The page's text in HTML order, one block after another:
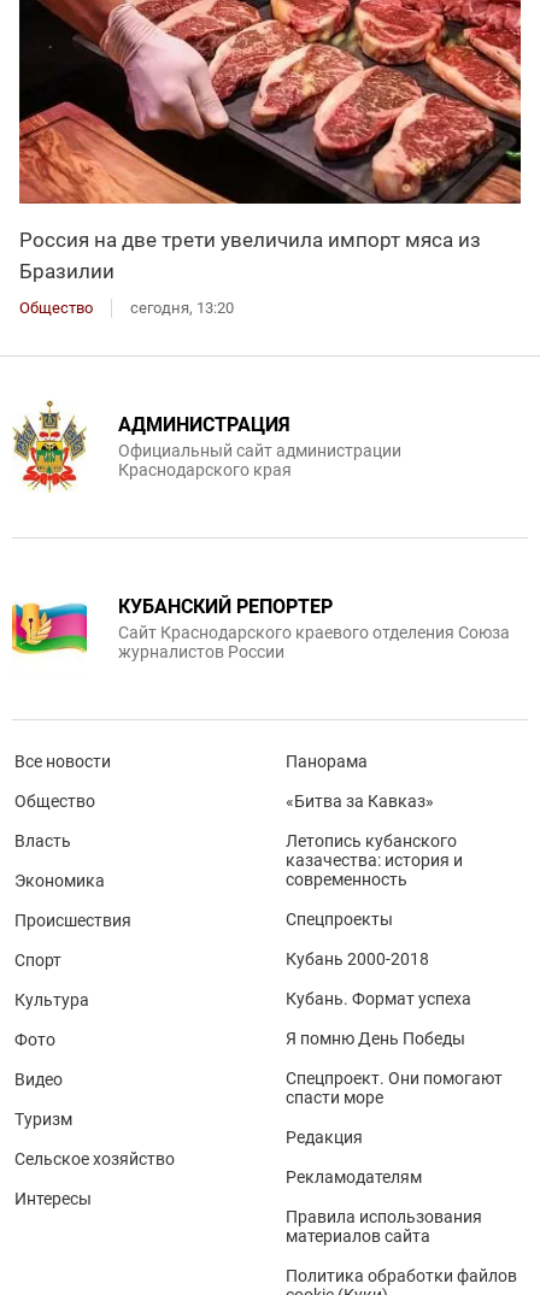
Россия на две трети увеличила импорт мяса из
Бразилии
Общество сегодня, 13:20
АДМИНИСТРАЦИЯ
Официальный сайт администрации
Краснодарского края
КУБАНСКИЙ РЕПОРТЕР
Сайт Краснодарского краевого отделения Союза
журналистов России
Все новости
Общество
Власть
Экономика
Происшествия
Спорт
Культура
Фото
Видео
Туризм
Сельское хозяйство
Интересы
Панорама
«Битва за Кавказ»
Летопись кубанского
казачества: история и
современность
Спецпроекты
Кубань 2000-2018
Кубань. Формат успеха
Я помню День Победы
Спецпроект. Они помогают
спасти море
Редакция
Рекламодателям
Правила использования
материалов сайта
Политика обработки файлов